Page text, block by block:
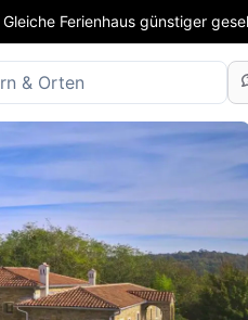
Gleiche Ferienhaus günstiger